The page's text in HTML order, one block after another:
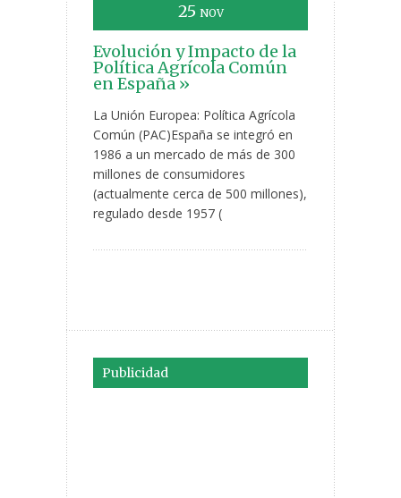
25 NOV
Evolución y Impacto de la
Política Agrícola Común
en España »
La Unión Europea: Política Agrícola
Común (PAC)España se integró en
1986 a un mercado de más de 300
millones de consumidores
(actualmente cerca de 500 millones),
regulado desde 1957 (
Publicidad